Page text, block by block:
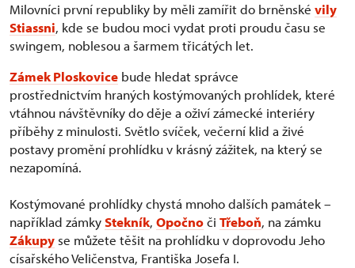
Milovníci první republiky by měli zamířit do brněnské vily
Stiassni, kde se budou moci vydat proti proudu času se
swingem, noblesou a šarmem třicátých let.
Zámek Ploskovice bude hledat správce
prostřednictvím hraných kostýmovaných prohlídek, které
vtáhnou návštěvníky do děje a oživí zámecké interiéry
příběhy z minulosti. Světlo svíček, večerní klid a živé
postavy promění prohlídku v krásný zážitek, na který se
nezapomíná.
Kostýmované prohlídky chystá mnoho dalších památek –
například zámkyStekník, Opočnoči Třeboň, na zámku
Zákupy se můžete těšit na prohlídku v doprovodu Jeho
císařského Veličenstva, Františka Josefa I.